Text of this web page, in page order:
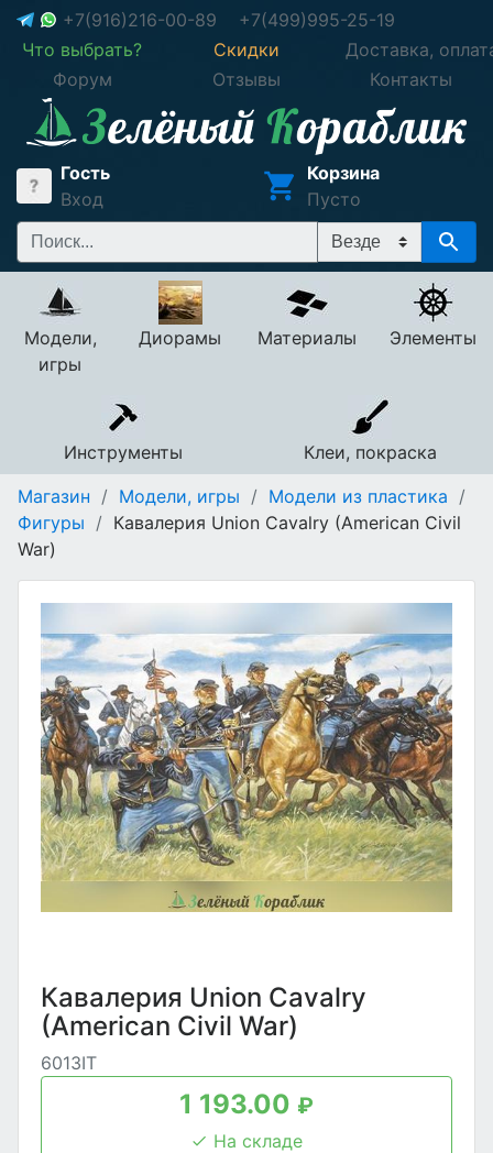
+7(916)216-00-89
+7(499)995-25-19
Что выбрать?
Скидки
Доставка,
Форум
Отзывы Контакты
Гость
Вход
Корзина
Пусто
Модели,
игры
Диорамы Материалы Элементы
Инструменты
Клеи, покраска
Магазин / Модели, игры / Модели из пластика /
Фигуры / Кавалерия Union Cavalry (American Civil
War)
Кавалерия Union Cavalry
(American Civil War)
6013IT
1 193.00 ₽
На складе